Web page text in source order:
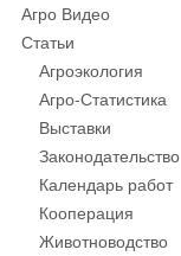
Агро Видео
Статьи
Агроэкология
Агро-Статистика
Выставки
Законодательство
Календарь работ
Кооперация
Животноводство